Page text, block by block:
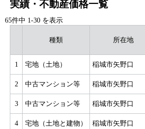
実績・不動産価格一覧
65件中 1-30 を表示
種類 所在地
1 宅地（土地） 稲城市矢野口
2 中古マンション等 稲城市矢野口
3 中古マンション等 稲城市矢野口
4 宅地（土地と建物） 稲城市矢野口